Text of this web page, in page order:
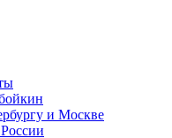
и Москве